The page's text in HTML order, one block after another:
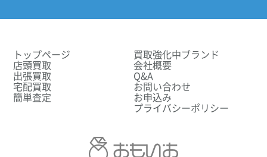
トップページ
店頭買取
出張買取
宅配買取
簡単査定
買取強化中ブランド
会社概要
Q&A
お問い合わせ
お申込み
プライバシーポリシー